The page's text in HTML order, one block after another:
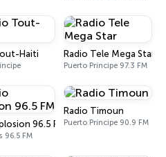
Haiti Radio Tele Mega Star
Puerto Príncipe 97.3 FM
96.5 FM
96.5 FM
Radio Timoun
Puerto Príncipe 90.9 FM